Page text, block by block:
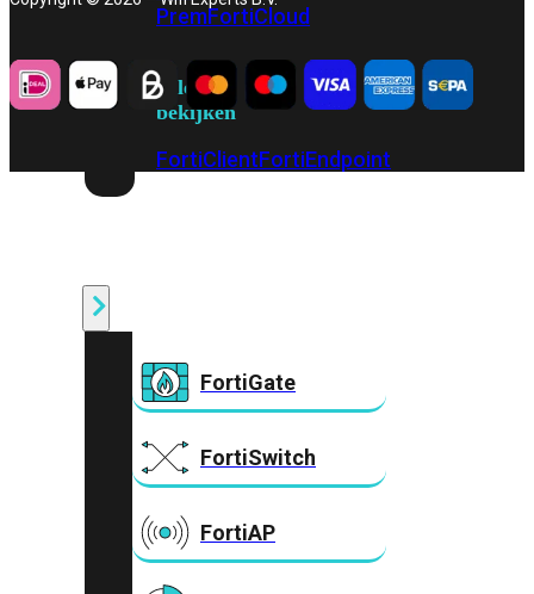
PremFortiCloud
Alles
bekijken
FortiClientFortiEndpoint
FortiGate
FortiSwitch
FortiAP